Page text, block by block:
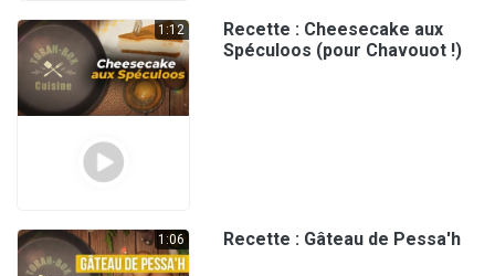
1:12
Recette : Cheesecake aux
Spéculoos (pour Chavouot !)
1:06 Recette : Gâteau de Pessa'h